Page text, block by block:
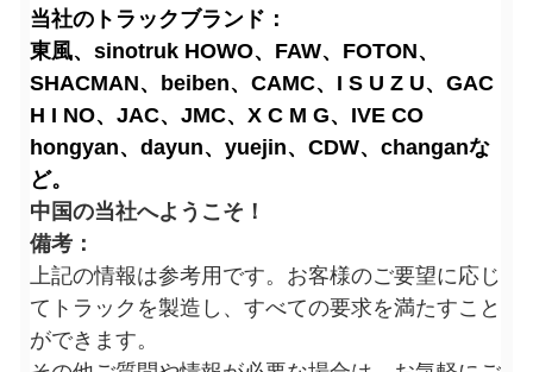
当社のトラックブランド：
東風、sinotruk HOWO、FAW、FOTON、
SHACMAN、beiben、CAMC、I S U Z U、GAC
H I NO、JAC、JMC、X C M G、IVE CO
hongyan、dayun、yuejin、CDW、changanな
ど。
中国の当社へようこそ！
備考：
上記の情報は参考用です。お客様のご要望に応じ
てトラックを製造し、すべての要求を満たすこと
ができます。